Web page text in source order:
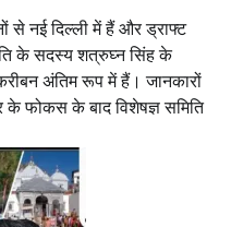
से नई दिल्ली में हैं और ड्राफ्ट
के सदस्य शत्रुघ्न सिंह के
अंतिम रूप में हैं। जानकारों
के फोकस के बाद विशेषज्ञ समिति